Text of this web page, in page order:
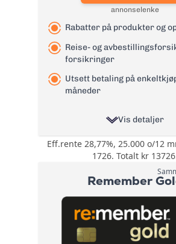
21,99%
Effektiv rente:
24,4%
Kontantuttak i
minibank:
0 kr
Kontantuttak i
bank:
0 kr
papirfaktura:
9 kr
Purregebyr:
35 kr
Inkassovarsel:
35 kr
Les mer om Bank
kreditkort Visa
→
annonselenke
Rabatter på produkter og
Reise- og
forsikringer
Utsett betaling på
måneder
Vis detaljer
rabatter
Rabatter
produkter
gjennom
Morrow
Tilgang til
Eff.rente 28,77%, 25.000 o/12
1726. Totalt kr
Remember